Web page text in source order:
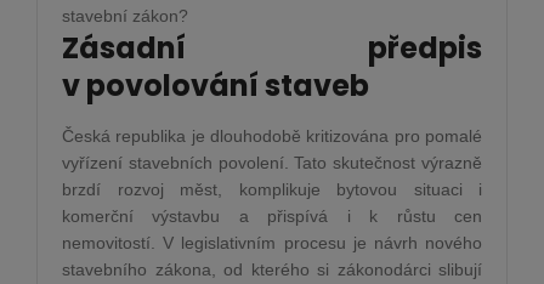
stavební zákon?
Zásadní předpis
v povolování staveb
Česká republika je dlouhodobě kritizována pro pomalé
vyřízení stavebních povolení. Tato skutečnost výrazně
brzdí rozvoj měst, komplikuje bytovou situaci i
komerční výstavbu a přispívá i k růstu cen
nemovitostí. V legislativním procesu je návrh nového
stavebního zákona, od kterého si zákonodárci slibují